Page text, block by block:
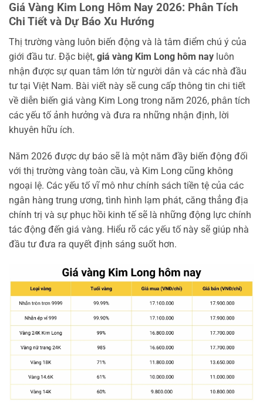
Giá Vàng Kim Long Hôm Nay 2026: Phân Tích
Chi Tiết và Dự Báo Xu Hướng
Thị trường vàng luôn biến động và là tâm điểm chú ý của
giới đầu tư. Đặc biệt, giá vàng Kim Long hôm nay luôn
nhận được sự quan tâm lớn từ người dân và các nhà đầu
tư tại Việt Nam. Bài viết này sẽ cung cấp thông tin chi tiết
về diễn biến giá vàng Kim Long trong năm 2026, phân tích
các yếu tố ảnh hưởng và đưa ra những nhận định, lời
khuyên hữu ích.
Năm 2026 được dự báo sẽ là một năm đầy biến động đối
với thị trường vàng toàn cầu, và Kim Long cũng không
ngoại lệ. Các yếu tố vĩ mô như chính sách tiền tệ của các
ngân hàng trung ương, tình hình lạm phát, căng thẳng địa
chính trị và sự phục hồi kinh tế sẽ là những động lực chính
tác động đến giá vàng. Hiểu rõ các yếu tố này sẽ giúp nhà
đầu tư đưa ra quyết định sáng suốt hơn.